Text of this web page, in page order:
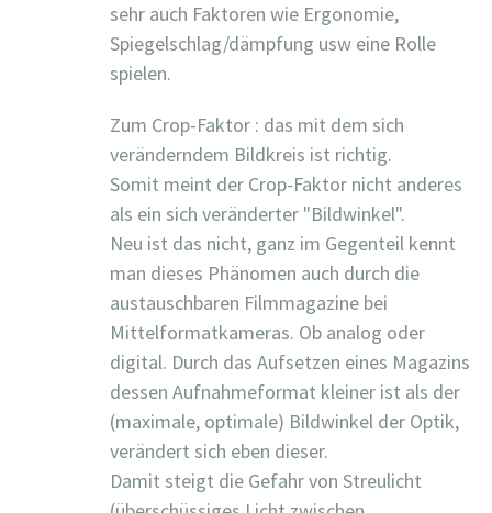
sehr auch Faktoren wie Ergonomie,
Spiegelschlag/dämpfung usw eine Rolle
spielen.
Zum Crop-Faktor : das mit dem sich
veränderndem Bildkreis ist richtig.
Somit meint der Crop-Faktor nicht anderes
als ein sich veränderter "Bildwinkel".
Neu ist das nicht, ganz im Gegenteil kennt
man dieses Phänomen auch durch die
austauschbaren Filmmagazine bei
Mittelformatkameras. Ob analog oder
digital. Durch das Aufsetzen eines Magazins
dessen Aufnahmeformat kleiner ist als der
(maximale, optimale) Bildwinkel der Optik,
verändert sich eben dieser.
Damit steigt die Gefahr von Streulicht